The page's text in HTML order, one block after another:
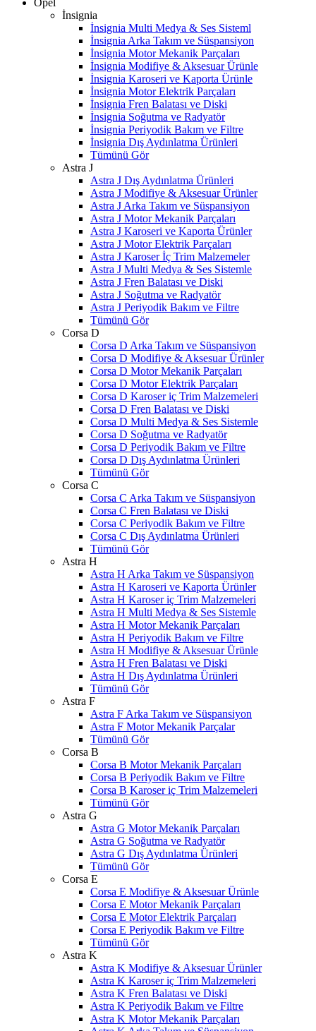
Opel
İnsignia
İnsignia Multi Medya & Ses Sisteml
İnsignia Arka Takım ve Süspansiyon
İnsignia Motor Mekanik Parçaları
İnsignia Modifiye & Aksesuar Ürünle
İnsignia Karoseri ve Kaporta Ürünle
İnsignia Motor Elektrik Parçaları
İnsignia Fren Balatası ve Diski
İnsignia Soğutma ve Radyatör
İnsignia Periyodik Bakım ve Filtre
İnsignia Dış Aydınlatma Ürünleri
Tümünü Gör
Astra J
Astra J Dış Aydınlatma Ürünleri
Astra J Modifiye & Aksesuar Ürünler
Astra J Arka Takım ve Süspansiyon
Astra J Motor Mekanik Parçaları
Astra J Karoseri ve Kaporta Ürünler
Astra J Motor Elektrik Parçaları
Astra J Karoser İç Trim Malzemeler
Astra J Multi Medya & Ses Sistemle
Astra J Fren Balatası ve Diski
Astra J Soğutma ve Radyatör
Astra J Periyodik Bakım ve Filtre
Tümünü Gör
Corsa D
Corsa D Arka Takım ve Süspansiyon
Corsa D Modifiye & Aksesuar Ürünler
Corsa D Motor Mekanik Parçaları
Corsa D Motor Elektrik Parçaları
Corsa D Karoser iç Trim Malzemeleri
Corsa D Fren Balatası ve Diski
Corsa D Multi Medya & Ses Sistemle
Corsa D Soğutma ve Radyatör
Corsa D Periyodik Bakım ve Filtre
Corsa D Dış Aydınlatma Ürünleri
Tümünü Gör
Corsa C
Corsa C Arka Takım ve Süspansiyon
Corsa C Fren Balatası ve Diski
Corsa C Periyodik Bakım ve Filtre
Corsa C Dış Aydınlatma Ürünleri
Tümünü Gör
Astra H
Astra H Arka Takım ve Süspansiyon
Astra H Karoseri ve Kaporta Ürünler
Astra H Karoser iç Trim Malzemeleri
Astra H Multi Medya & Ses Sistemle
Astra H Motor Mekanik Parçaları
Astra H Periyodik Bakım ve Filtre
Astra H Modifiye & Aksesuar Ürünle
Astra H Fren Balatası ve Diski
Astra H Dış Aydınlatma Ürünleri
Tümünü Gör
Astra F
Astra F Arka Takım ve Süspansiyon
Astra F Motor Mekanik Parçalar
Tümünü Gör
Corsa B
Corsa B Motor Mekanik Parçaları
Corsa B Periyodik Bakım ve Filtre
Corsa B Karoser iç Trim Malzemeleri
Tümünü Gör
Astra G
Astra G Motor Mekanik Parçaları
Astra G Soğutma ve Radyatör
Astra G Dış Aydınlatma Ürünleri
Tümünü Gör
Corsa E
Corsa E Modifiye & Aksesuar Ürünle
Corsa E Motor Mekanik Parçaları
Corsa E Motor Elektrik Parçaları
Corsa E Periyodik Bakım ve Filtre
Tümünü Gör
Astra K
Astra K Modifiye & Aksesuar Ürünler
Astra K Karoser iç Trim Malzemeleri
Astra K Fren Balatası ve Diski
Astra K Periyodik Bakım ve Filtre
Astra K Motor Mekanik Parçaları